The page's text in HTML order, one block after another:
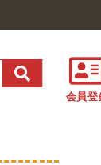
会員登